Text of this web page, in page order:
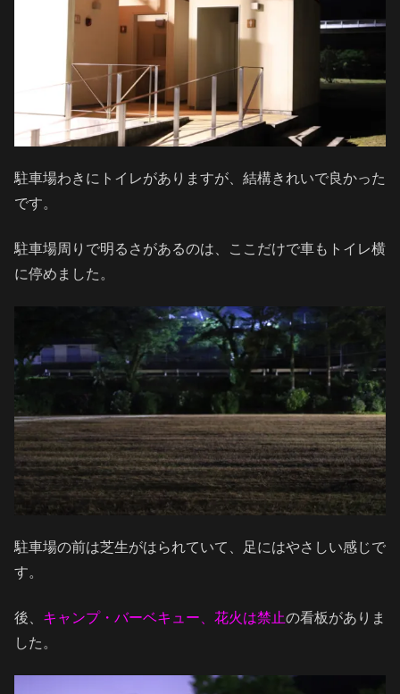
駐車場わきにトイレがありますが、結構きれいで良かった
です。
駐車場周りで明るさがあるのは、ここだけで車もトイレ横
に停めました。
駐車場の前は芝生がはられていて、足にはやさしい感じで
す。
後、 キャンプ・バーベキュー、花火は禁止の看板がありま
した。